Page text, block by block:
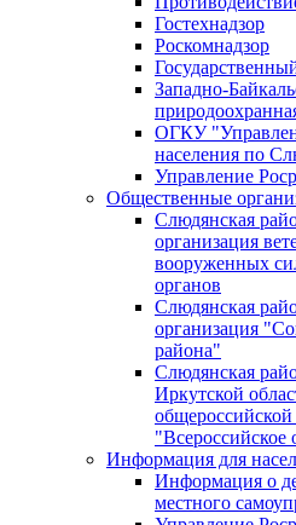
Гостехнадзор
Роскомнадзор
Западно-
ОГКУ
населения по
Управление
Общественные
Слюдянская
организация
вооруженных
органов
Слюдянская
организация
района"
Слюдянская
Иркутской
"Всероссийское
Информация для
Информация о
местного